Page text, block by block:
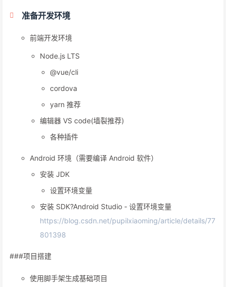
准备开发环境
前端开发环境
Node.js LTS
@vue/cli
cordova
yarn 推荐
编辑器 VS code(墙裂推荐)
各种插件
Android 环境（需要编译 Android 软件）
安装 JDK
设置环境变量
安装 SDK?Android Studio - 设置环境变量
https://blog.csdn.net/pupilxiaoming/article/details/77
801398
###项目搭建
使用脚手架生成基础项目